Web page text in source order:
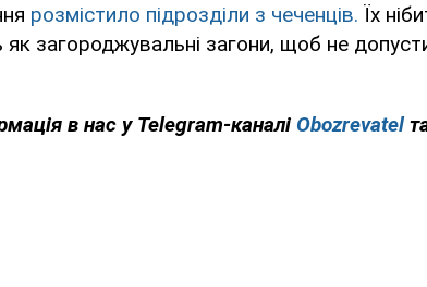
розмістило підрозділи з чеченців. Їх
загороджувальні загони, щоб не
в нас у Telegram-каналі Obozrevatel